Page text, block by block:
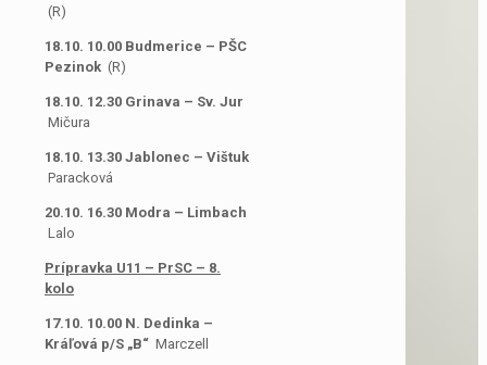
(R)
18.10. 10.00 Budmerice – PŠC
Pezinok (R)
18.10. 12.30 Grinava – Sv. Jur
Mičura
18.10. 13.30 Jablonec – Vištuk
Paracková
20.10. 16.30 Modra – Limbach
Lalo
Prípravka U11 – PrSC – 8.
kolo
17.10. 10.00 N. Dedinka –
Kráľová p/S „B“ Marczell